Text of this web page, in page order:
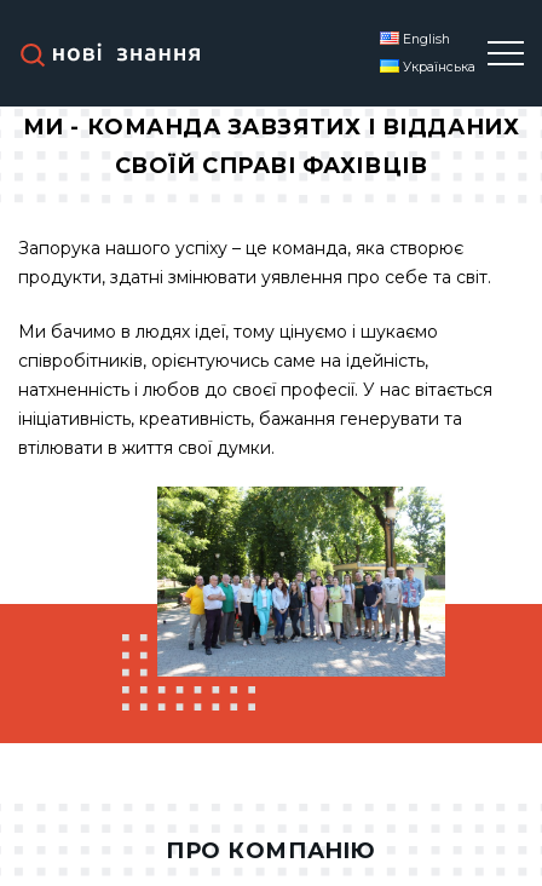
English
Українська
МИ - КОМАНДА ЗАВЗЯТИХ І ВІДДАНИХ
СВОЇЙ СПРАВІ ФАХІВЦІВ
Запорука нашого успіху – це команда, яка створює
продукти, здатні змінювати уявлення про себе та світ.
Ми бачимо в людях ідеї, тому цінуємо і шукаємо
співробітників, орієнтуючись саме на ідейність,
натхненність і любов до своєї професії. У нас вітається
ініціативність, креативність, бажання генерувати та
втілювати в життя свої думки.
ПРО КОМПАНIЮ